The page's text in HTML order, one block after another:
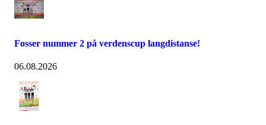
Fosser nummer 2 på verdenscup langdistanse!
06.08.2026